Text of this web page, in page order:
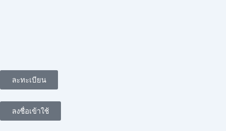
ละทะเบียน
ลงชื่อเข้าใช้